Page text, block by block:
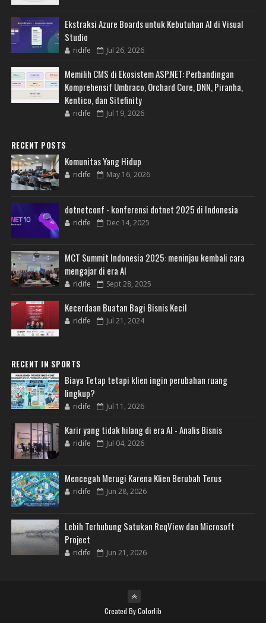
Ekstraksi Azure Boards untuk Kebutuhan AI di Visual
Studio
ridife Jul 26, 2026
Memilih CMS di Ekosistem ASP.NET: Perbandingan
Komprehensif Umbraco, Orchard Core, DNN, Piranha,
Kentico, dan Sitefinity
ridife Jul 19, 2026
RECENT POSTS
Komunitas Yang Hidup
ridife May 16, 2026
dotnetconf - konferensi dotnet 2025 di Indonesia
ridife Dec 14, 2025
MCT Summit Indonesia 2025: meninjau kembali cara
mengajar di era AI
ridife Sept 28, 2025
Kecerdaan Buatan Bagi Bisnis Kecil
ridife Jul 21, 2024
RECENT IN SPORTS
Biaya Tetap tetapi klien ingin perubahan ruang
lingkup?
ridife Jul 11, 2026
Karir yang tidak hilang di era AI - Analis Bisnis
ridife Jul 04, 2026
Mencegah Merugi Karena Klien Berubah Terus
ridife Jun 28, 2026
Lebih Terhubung Satukan ReqView dan Microsoft
Project
ridife Jun 21, 2026
Created ByColorlib